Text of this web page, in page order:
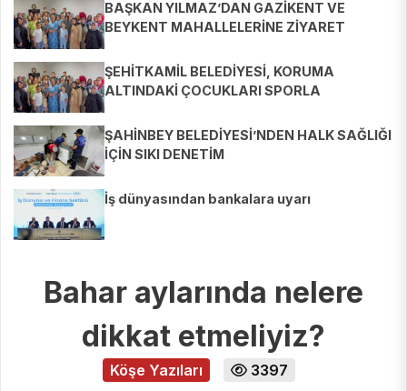
BAŞKAN YILMAZ’DAN GAZİKENT VE
BEYKENT MAHALLELERİNE ZİYARET
ŞEHİTKAMİL BELEDİYESİ, KORUMA
ALTINDAKİ ÇOCUKLARI SPORLA
ŞAHİNBEY BELEDİYESİ’NDEN HALK SAĞLIĞI
İÇİN SIKI DENETİM
İş dünyasından bankalara uyarı
Bahar aylarında nelere
dikkat etmeliyiz?
Köşe Yazıları
3397